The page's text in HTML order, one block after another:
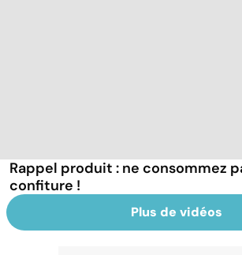
Rappel produit : ne consommez
confiture !
Plus de vidéos